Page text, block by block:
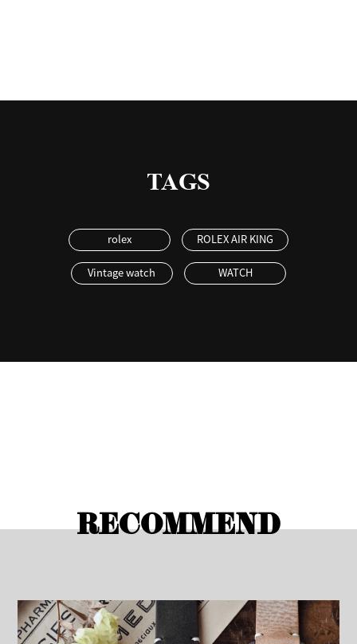
TAGS
rolex ROLEX AIR KING
Vintage watch WATCH
RECOMMEND